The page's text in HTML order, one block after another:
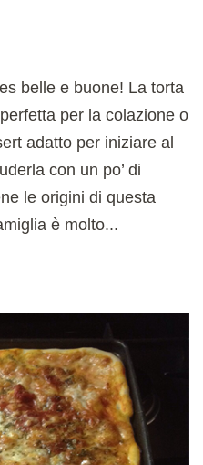
belle e buone! La torta
per la colazione o
adatto per iniziare al
con un po’ di
le origini di questa
è molto...